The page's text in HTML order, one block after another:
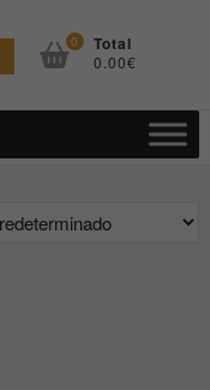
0 Total
0.00€